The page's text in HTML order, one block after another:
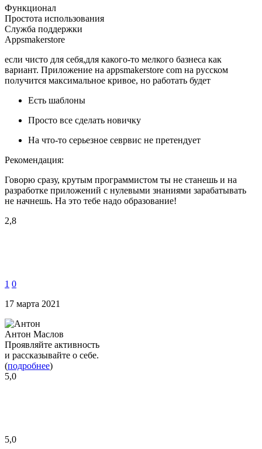
Функционал
Простота использования
Служба поддержки
Appsmakerstore
если чисто для себя,для какого-то мелкого базнеса как
вариант. Приложение на appsmakerstore com на русском
получится максимальное кривое, но работать будет
Есть шаблоны
Просто все сделать новичку
На что-то серьезное севрвис не претендует
Рекомендация:
Говорю сразу, крутым программистом ты не станешь и на
разработке приложений с нулевыми знаниями зарабатывать
не начнешь. На это тебе надо образование!
2,8
1 0
17 марта 2021
Антон Маслов
Проявляйте активность
и рассказывайте о себе.
(подробнее)
5,0
5,0